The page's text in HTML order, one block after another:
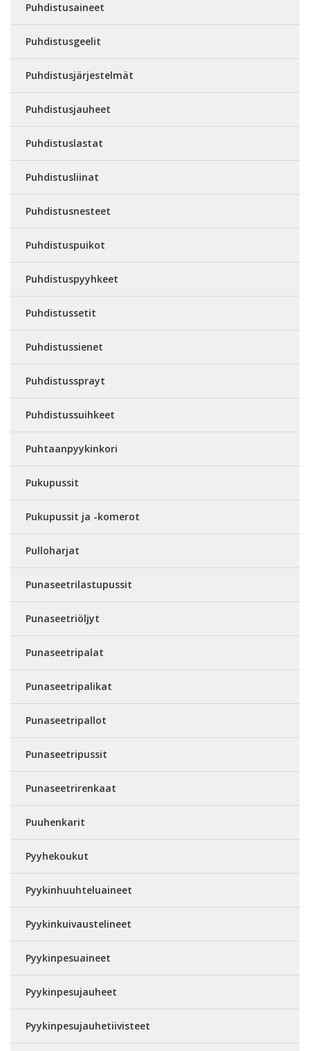
Puhdistusaineet
Puhdistusgeelit
Puhdistusjärjestelmät
Puhdistusjauheet
Puhdistuslastat
Puhdistusliinat
Puhdistusnesteet
Puhdistuspuikot
Puhdistuspyyhkeet
Puhdistussetit
Puhdistussienet
Puhdistussprayt
Puhdistussuihkeet
Puhtaanpyykinkori
Pukupussit
Pukupussit ja -komerot
Pulloharjat
Punaseetrilastupussit
Punaseetriöljyt
Punaseetripalat
Punaseetripalikat
Punaseetripallot
Punaseetripussit
Punaseetrirenkaat
Puuhenkarit
Pyyhekoukut
Pyykinhuuhteluaineet
Pyykinkuivaustelineet
Pyykinpesuaineet
Pyykinpesujauheet
Pyykinpesujauhetiivisteet